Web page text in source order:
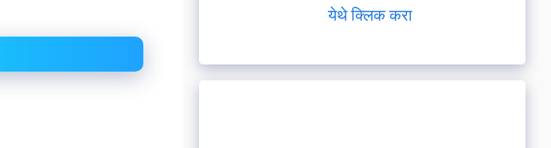
येथे क्लिक करा